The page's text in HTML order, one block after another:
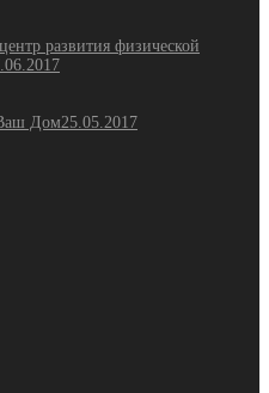
развития физической
Дом25.05.2017